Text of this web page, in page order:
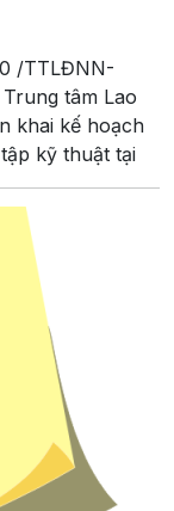
/TTLĐNN-
tâm Lao
khai kế hoạch
kỹ thuật tại